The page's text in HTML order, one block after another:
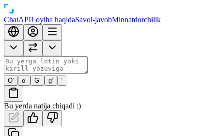
ChatAPILoyiha haqidaSavol-javobMinnatdorchilik
O‘ o‘ G‘ g‘ ’
Bu yerda natija chiqadi :)